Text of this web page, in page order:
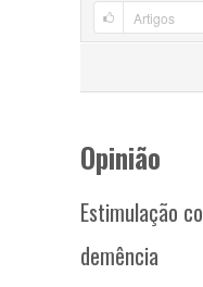
Opinião
Estimulação
demência